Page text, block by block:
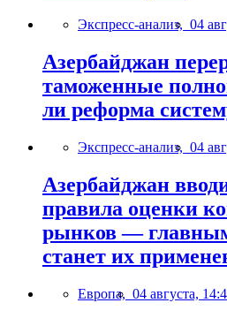
Экспресс-анализ, 04
Азербайджан
таможенные
ли реформа
Экспресс-анализ, 04
Азербайджан
правила оценки
рынков —
станет их
Европа, 04 августа,